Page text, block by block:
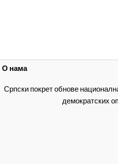
О нама
Српски покрет обнове
демократских